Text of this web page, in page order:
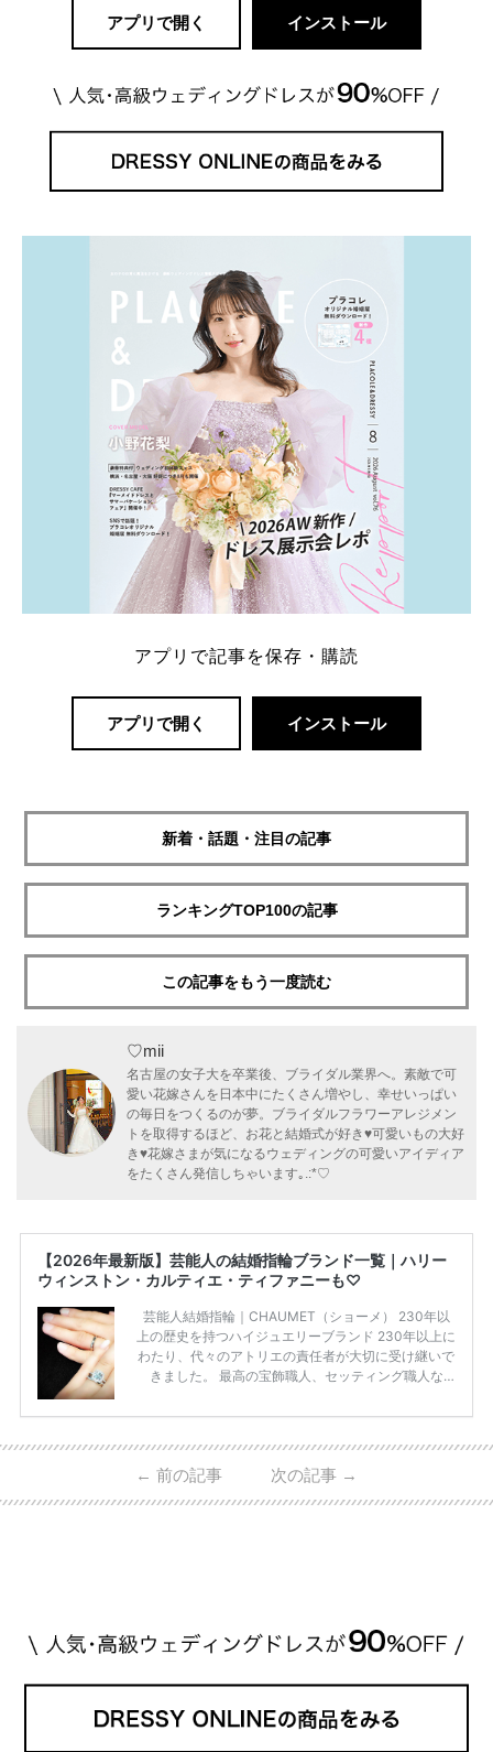
アプリで開く インストール
アプリで記事を保存・購読
アプリで開く インストール
新着・話題・注目の記事
ランキングTOP100の記事
この記事をもう一度読む
♡mii
名古屋の女子大を卒業後、ブライダル業界へ。素敵で可
愛い花嫁さんを日本中にたくさん増やし、幸せいっぱい
の毎日をつくるのが夢。ブライダルフラワーアレジメン
トを取得するほど、お花と結婚式が好き♥可愛いもの大好
き♥花嫁さまが気になるウェディングの可愛いアイディア
をたくさん発信しちゃいます｡.:*♡
【2026年最新版】芸能人の結婚指輪ブランド一覧｜ハリー
ウィンストン・カルティエ・ティファニーも♡
芸能人結婚指輪｜CHAUMET（ショーメ） 230年以
上の歴史を持つハイジュエリーブランド 230年以上に
わたり、代々のアトリエの責任者が大切に受け継いで
きました。 最高の宝飾職人、セッティング職人な
高品質の宝石を扱っています。 至高のデザインと品
ん・魔裟斗さんの婚約指輪 魔裟斗さんが矢沢さんに
贈られた指輪は1カラットのものです。 ショーメの価
← 前の記事 次の記事 →